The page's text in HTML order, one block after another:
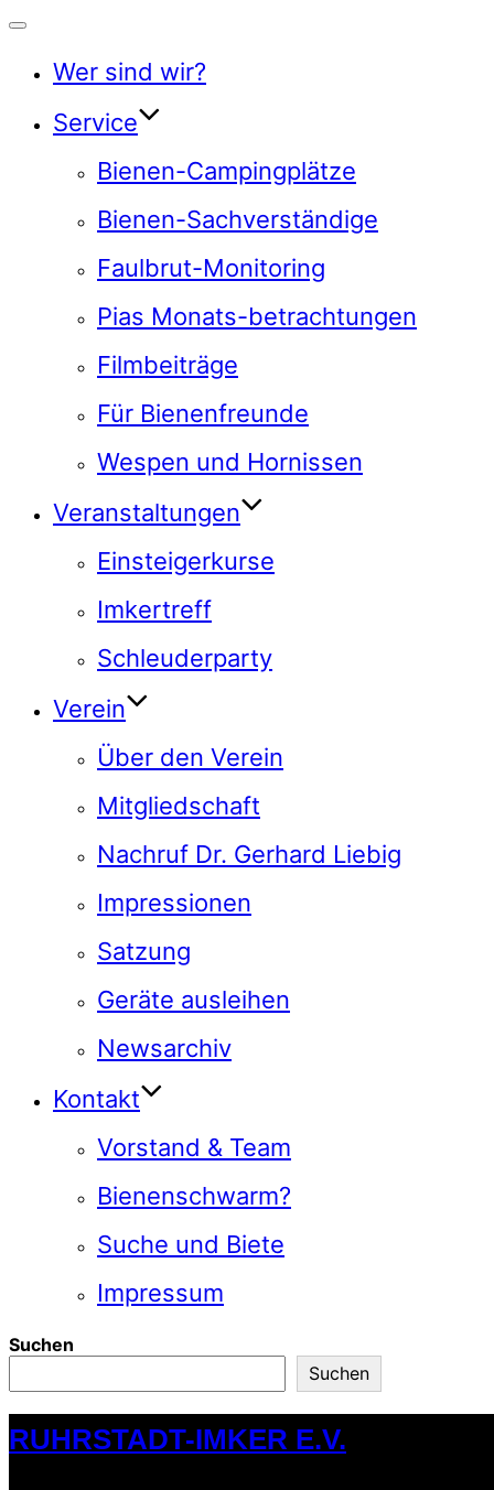
Navigation
Wer sind wir?
Service
Bienen-Campingplätze
Bienen-Sachverständige
Faulbrut-Monitoring
Pias Monats-betrachtungen
Filmbeiträge
Für Bienenfreunde
Wespen und Hornissen
Veranstaltungen
Einsteigerkurse
Imkertreff
Schleuderparty
Verein
Über den Verein
Mitgliedschaft
Nachruf Dr. Gerhard Liebig
Impressionen
Satzung
Geräte ausleihen
Newsarchiv
Kontakt
Vorstand & Team
Bienenschwarm?
Suche und Biete
Impressum
Suchen
Suchen
Inhalt
RUHRSTADT-IMKER E.V.